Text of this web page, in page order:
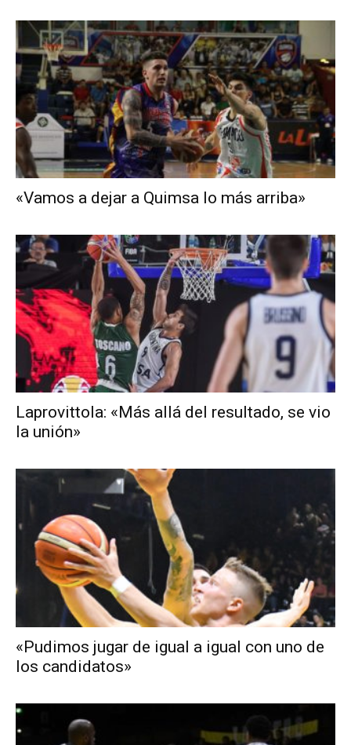
«Vamos a dejar a Quimsa lo más arriba»
Laprovittola: «Más allá del resultado, se vio
la unión»
«Pudimos jugar de igual a igual con uno de
los candidatos»